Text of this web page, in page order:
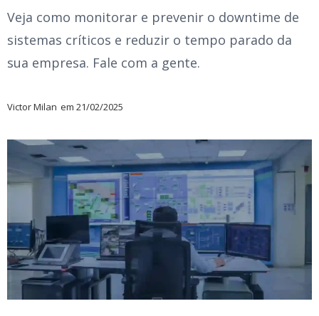
Veja como monitorar e prevenir o downtime de
sistemas críticos e reduzir o tempo parado da
sua empresa. Fale com a gente.
Victor Milan em 21/02/2025